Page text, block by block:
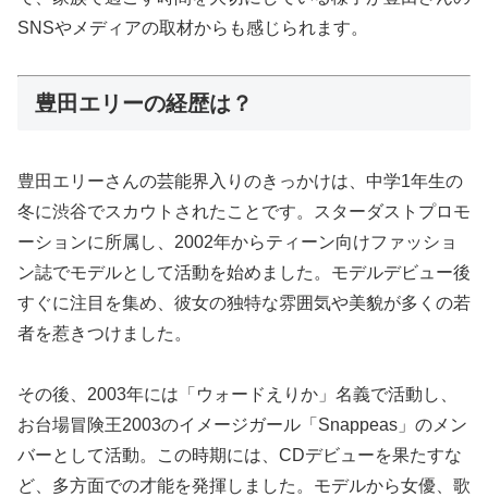
SNSやメディアの取材からも感じられます。
豊田エリーの経歴は？
豊田エリーさんの芸能界入りのきっかけは、中学1年生の
冬に渋谷でスカウトされたことです。スターダストプロモ
ーションに所属し、2002年からティーン向けファッショ
ン誌でモデルとして活動を始めました。モデルデビュー後
すぐに注目を集め、彼女の独特な雰囲気や美貌が多くの若
者を惹きつけました。
その後、2003年には「ウォードえりか」名義で活動し、
お台場冒険王2003のイメージガール「Snappeas」のメン
バーとして活動。この時期には、CDデビューを果たすな
ど、多方面での才能を発揮しました。モデルから女優、歌